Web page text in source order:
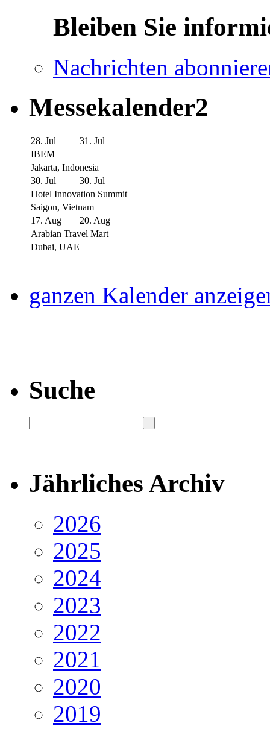
Bleiben Sie
Nachrichten
Messekalender2
28. Jul
31. Jul
IBEM
Jakarta, Indonesia
30. Jul
30. Jul
Hotel Innovation Summit
Saigon, Vietnam
17. Aug
20. Aug
Arabian Travel Mart
Dubai, UAE
ganzen Kalender
Suche
Jährliches Archiv
2026
2025
2024
2023
2022
2021
2020
2019